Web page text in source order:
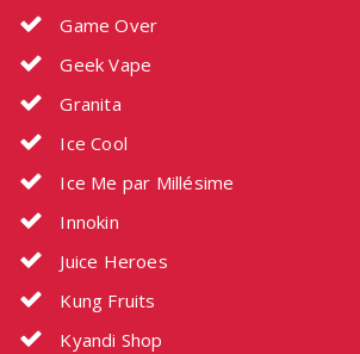
Game Over
Geek Vape
Granita
Ice Cool
Ice Me par Millésime
Innokin
Juice Heroes
Kung Fruits
Kyandi Shop